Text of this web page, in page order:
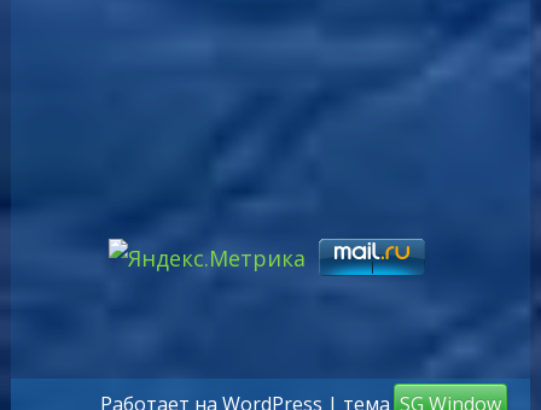
Работает на WordPress | темаSG Window